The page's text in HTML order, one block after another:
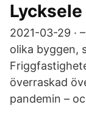
2021-03-29 ·
olika byggen,
överraskad
pandemin –